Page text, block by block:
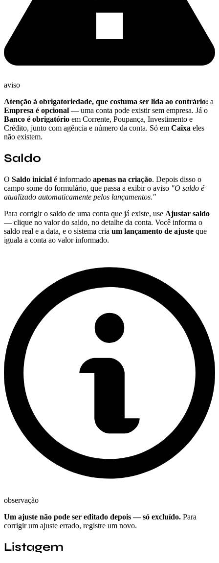
aviso
Atenção à obrigatoriedade, que costuma ser lida ao contrário: a
Empresa é opcional — uma conta pode existir sem empresa. Já o
Banco é obrigatório em Corrente, Poupança, Investimento e
Crédito, junto com agência e número da conta. Só em Caixa eles
não existem.
Saldo
O Saldo inicial é informado apenas na criação. Depois disso o
campo some do formulário, que passa a exibir o aviso "O saldo é
atualizado automaticamente pelos lançamentos."
Para corrigir o saldo de uma conta que já existe, use Ajustar saldo
— clique no valor do saldo, no detalhe da conta. Você informa o
saldo real e a data, e o sistema cria um lançamento de ajuste que
iguala a conta ao valor informado.
observação
Um ajuste não pode ser editado depois — só excluído. Para
corrigir um ajuste errado, registre um novo.
Listagem